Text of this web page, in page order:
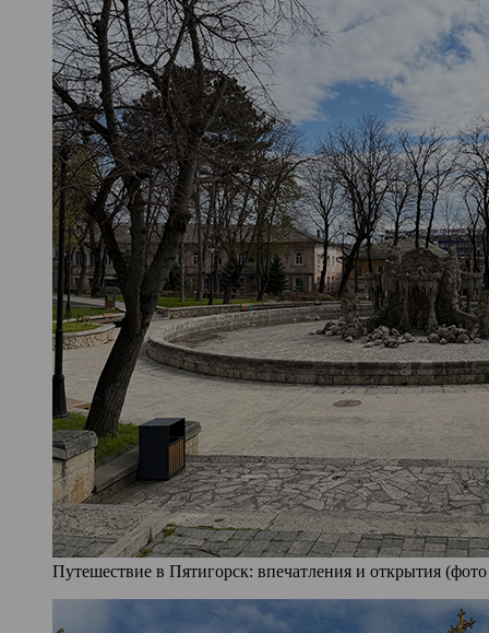
Путешествие в Пятигорск: впечатления и открытия